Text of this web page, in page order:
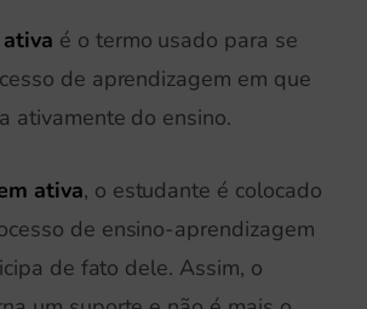
é o termo usado para se
de aprendizagem em que
ativamente do ensino.
ativa, o estudante é colocado
de ensino-aprendizagem
de fato dele. Assim, o